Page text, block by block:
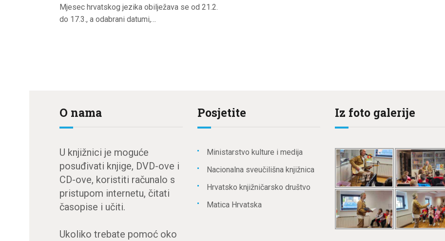
Mjesec hrvatskog jezika obilježava se od 21.2.
do 17.3., a odabrani datumi,…
O nama
U knjižnici je moguće
posuđivati knjige, DVD-ove i
CD-ove, koristiti računalo s
pristupom internetu, čitati
časopise i učiti.
Ukoliko trebate pomoć oko
Posjetite
Ministarstvo kulture i medija
Nacionalna sveučilišna knjižnica
Hrvatsko knjižničarsko društvo
Matica Hrvatska
Iz foto galerije